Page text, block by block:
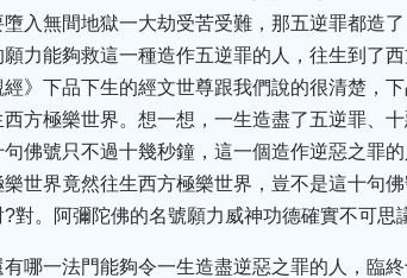
入無間地獄一大劫受苦受難，那五逆罪都造
力能夠救這一種造作五逆罪的人，往生到了
》下品下生的經文世尊跟我們說的很清楚，
方極樂世界。想一想，一生造盡了五逆罪、
佛號只不過十幾秒鐘，這一個造作逆惡之罪
世界竟然往生西方極樂世界，豈不是這十句
對。阿彌陀佛的名號願力威神功德確實不可思
哪一法門能夠令一生造盡逆惡之罪的人，臨